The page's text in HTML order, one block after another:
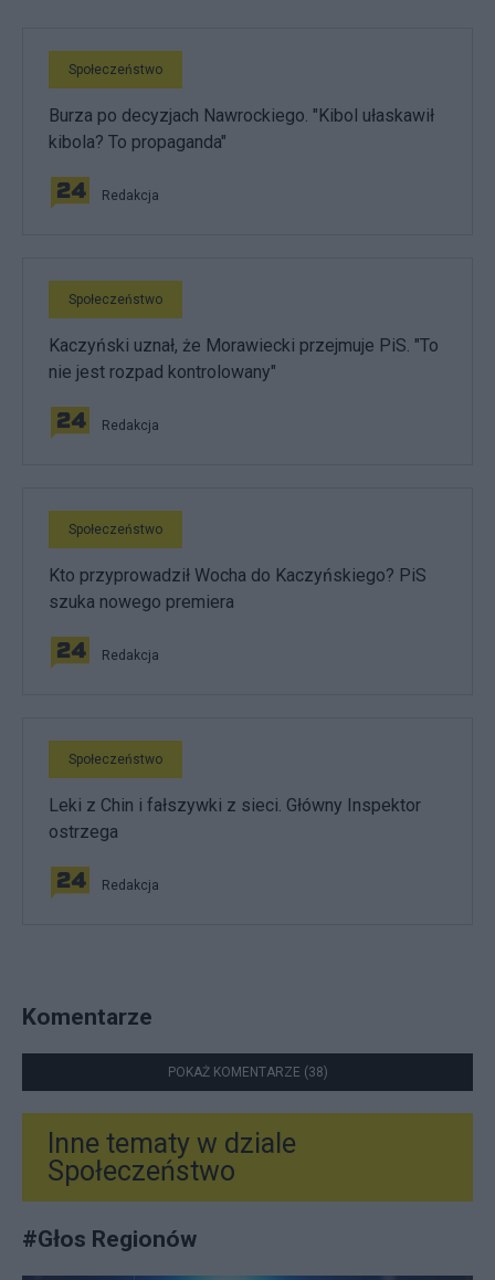
Społeczeństwo
Burza po decyzjach Nawrockiego. "Kibol ułaskawił
kibola? To propaganda"
Redakcja
Społeczeństwo
Kaczyński uznał, że Morawiecki przejmuje PiS. "To
nie jest rozpad kontrolowany"
Redakcja
Społeczeństwo
Kto przyprowadził Wocha do Kaczyńskiego? PiS
szuka nowego premiera
Redakcja
Społeczeństwo
Leki z Chin i fałszywki z sieci. Główny Inspektor
ostrzega
Redakcja
Komentarze
POKAŻ KOMENTARZE (38)
Inne tematy w dziale
Społeczeństwo
#Głos Regionów